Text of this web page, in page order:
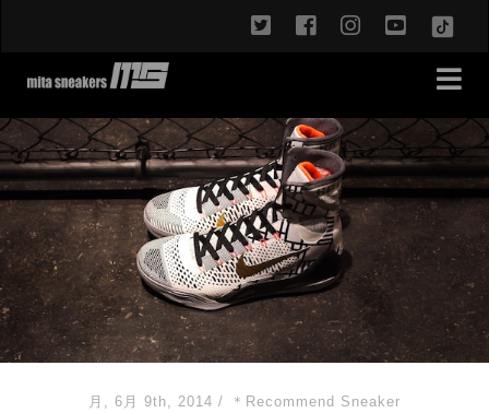
twitterfacebookinstagram
月, 6月 9th, 2014 / ＊Recommend Sneaker